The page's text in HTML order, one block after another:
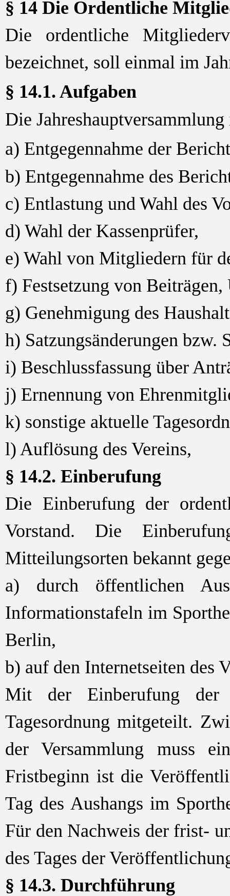
§ 14 Die Ordentliche
Die ordentliche
bezeichnet, soll einmal im
§ 14.1. Aufgaben
Die
a) Entgegennahme der
b) Entgegennahme des
c) Entlastung und Wahl des
d) Wahl der Kassenprüfer,
e) Wahl von Mitgliedern für
f) Festsetzung von
g) Genehmigung des
h) Satzungsänderungen bzw.
i) Beschlussfassung über
j) Ernennung von
k) sonstige aktuelle
l) Auflösung des Vereins,
§ 14.2. Einberufung
Die Einberufung der
Vorstand. Die
Mitteilungsorten bekannt
a) durch öffentlichen
Informationstafeln im
Berlin,
b) auf den Internetseiten des
Mit der Einberufung der
Tagesordnung mitgeteilt.
der Versammlung muss
Fristbeginn ist die
Tag des Aushangs im
Für den Nachweis der frist-
des Tages der
§ 14.3. Durchführung